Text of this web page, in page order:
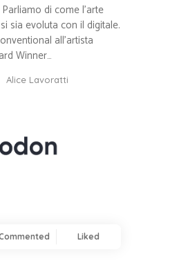
di come l’arte
sia evoluta con il digitale.
all’artista
Winner…
Alice Lavoratti
Liked